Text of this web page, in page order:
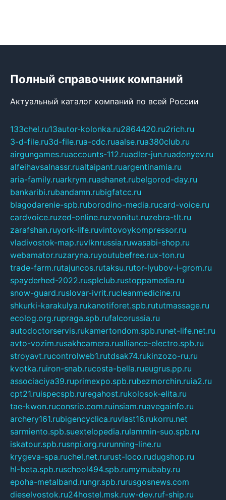
Полный справочник компаний
Актуальный каталог компаний по всей России
133chel.ru13autor-kolonka.ru2864420.ru2rich.ru
3-d-file.ru3d-file.rua-cdc.ruaalse.rua380club.ru
airgungames.ruaccounts-112.ruadler-jun.ruadonyev.ru
alfeihavsalnassr.rualtaipant.ruargentinamia.ru
aria-family.ruarkrym.ruashanet.rubelgorod-day.ru
bankaribi.rubandamn.rubigfatcc.ru
blagodarenie-spb.ruborodino-media.rucard-voice.ru
cardvoice.ruzed-online.ruzvonitut.ruzebra-tlt.ru
zarafshan.ruyork-life.ruvintovoykompressor.ru
vladivostok-map.ruvlknrussia.ruwasabi-shop.ru
webamator.ruzaryna.ruyoutubefree.rux-ton.ru
trade-farm.rutajuncos.rutaksu.rutor-lyubov-i-grom.ru
spayderhed-2022.rusplclub.rustoppamedia.ru
snow-guard.ruslovar-ivrit.rucleanmedicine.ru
shkurki-karakulya.rukanotiforet.spb.rututmassage.ru
ecolog.org.rupraga.spb.rufalcorussia.ru
autodoctorservis.rukamertondom.spb.runet-life.net.ru
avto-vozim.rusakhcamera.rualliance-electro.spb.ru
stroyavt.rucontrolweb1.rutdsak74.rukinzozo-ru.ru
kvotka.ruiron-snab.rucosta-bella.rueugrus.pp.ru
associaciya39.ruprimexpo.spb.rubezmorchin.ruia2.ru
cpt21.ruispecspb.ruregahost.rukolosok-elita.ru
tae-kwon.ruconsrio.com.ruinsiam.ruavegainfo.ru
archery161.rubigencyclica.ruvlast16.rukorru.net
sarmiento.spb.suextelopedia.rulammin-suo.spb.ru
iskatour.spb.rusnpi.org.rurunning-line.ru
krygeva-spa.ruchel.net.rurust-loco.rudugshop.ru
hl-beta.spb.ruschool494.spb.rumymubaby.ru
epoha-metalband.rungr.spb.rurusgosnews.com
dieselvostok.ru24hostel.msk.ruw-dev.ruf-ship.ru